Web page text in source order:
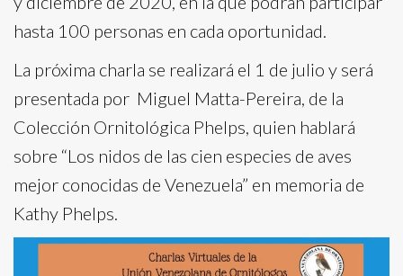
hasta 100 personas en cada oportunidad.
La próxima charla se realizará el 1 de julio y será
presentada por Miguel Matta-Pereira, de la
Colección Ornitológica Phelps, quien hablará
sobre “Los nidos de las cien especies de aves
mejor conocidas de Venezuela” en memoria de
Kathy Phelps.